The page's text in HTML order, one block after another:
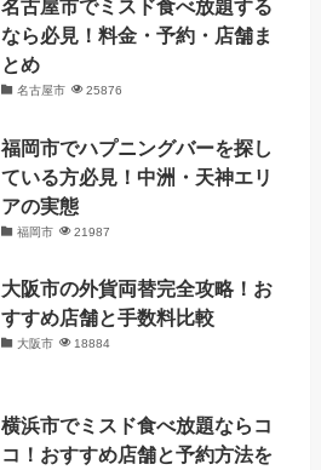
名古屋市でミスド食べ放題する
なら必見！料金・予約・店舗ま
とめ
名古屋市 25876
福岡市でハプニングバーを探し
ている方必見！中洲・天神エリ
アの実態
福岡市 21987
大阪市の外貨両替完全攻略！お
すすめ店舗と手数料比較
大阪市 18884
横浜市でミスド食べ放題ならコ
コ！おすすめ店舗と予約方法を